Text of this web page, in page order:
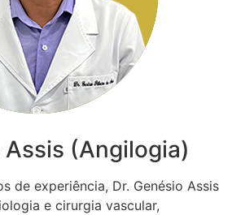
Assis (Angilogia)
de experiência, Dr. Genésio Assis
e cirurgia vascular,